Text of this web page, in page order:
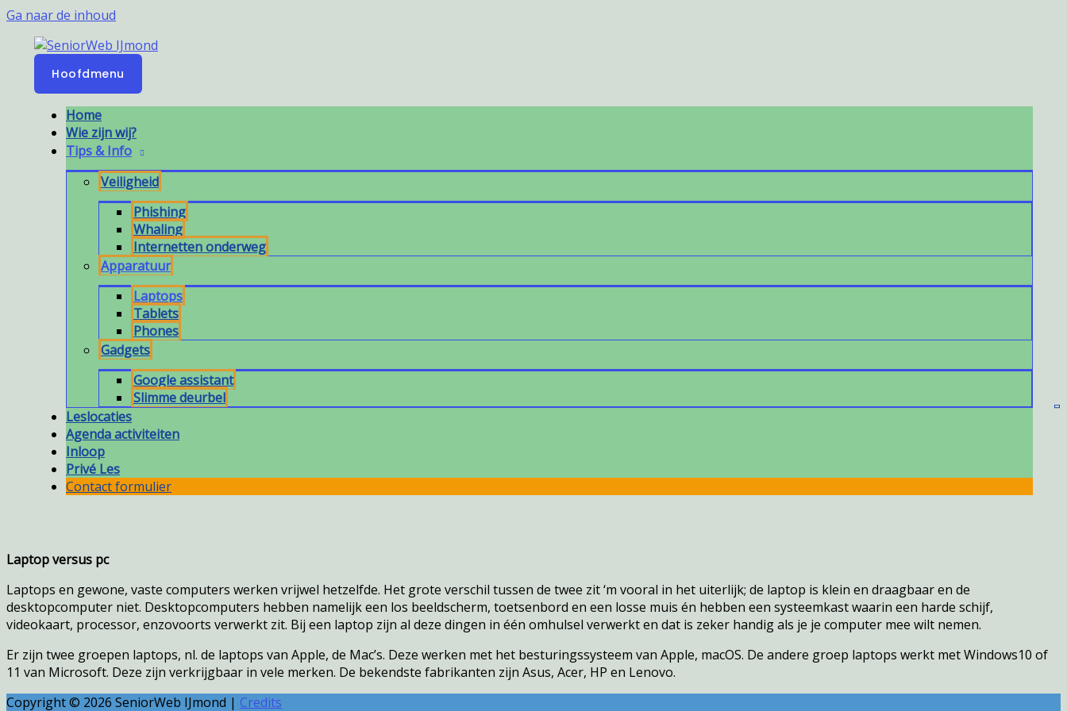
Ga naar de inhoud
Hoofdmenu
Home
Wie zijn wij?
Tips & Info
Veiligheid
Phishing
Whaling
Internetten onderweg
Apparatuur
Laptops
Tablets
Phones
Gadgets
Google assistant
Slimme deurbel
Leslocaties
Agenda activiteiten
Inloop
Privé Les
Contact formulier
Laptop versus pc
Laptops en gewone, vaste computers werken vrijwel hetzelfde. Het grote verschil tussen de twee zit ‘m vooral in het uiterlijk; de laptop is klein en draagbaar en de
desktopcomputer niet. Desktopcomputers hebben namelijk een los beeldscherm, toetsenbord en een losse muis én hebben een systeemkast waarin een harde schijf,
videokaart, processor, enzovoorts verwerkt zit. Bij een laptop zijn al deze dingen in één omhulsel verwerkt en dat is zeker handig als je je computer mee wilt nemen.
Er zijn twee groepen laptops, nl. de laptops van Apple, de Mac’s. Deze werken met het besturingssysteem van Apple, macOS. De andere groep laptops werkt met Windows10 of
11 van Microsoft. Deze zijn verkrijgbaar in vele merken. De bekendste fabrikanten zijn Asus, Acer, HP en Lenovo.
Copyright © 2026 SeniorWeb IJmond | Credits